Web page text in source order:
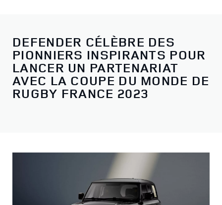
DEFENDER CÉLÈBRE DES
PIONNIERS INSPIRANTS POUR
LANCER UN PARTENARIAT
AVEC LA COUPE DU MONDE DE
RUGBY FRANCE 2023